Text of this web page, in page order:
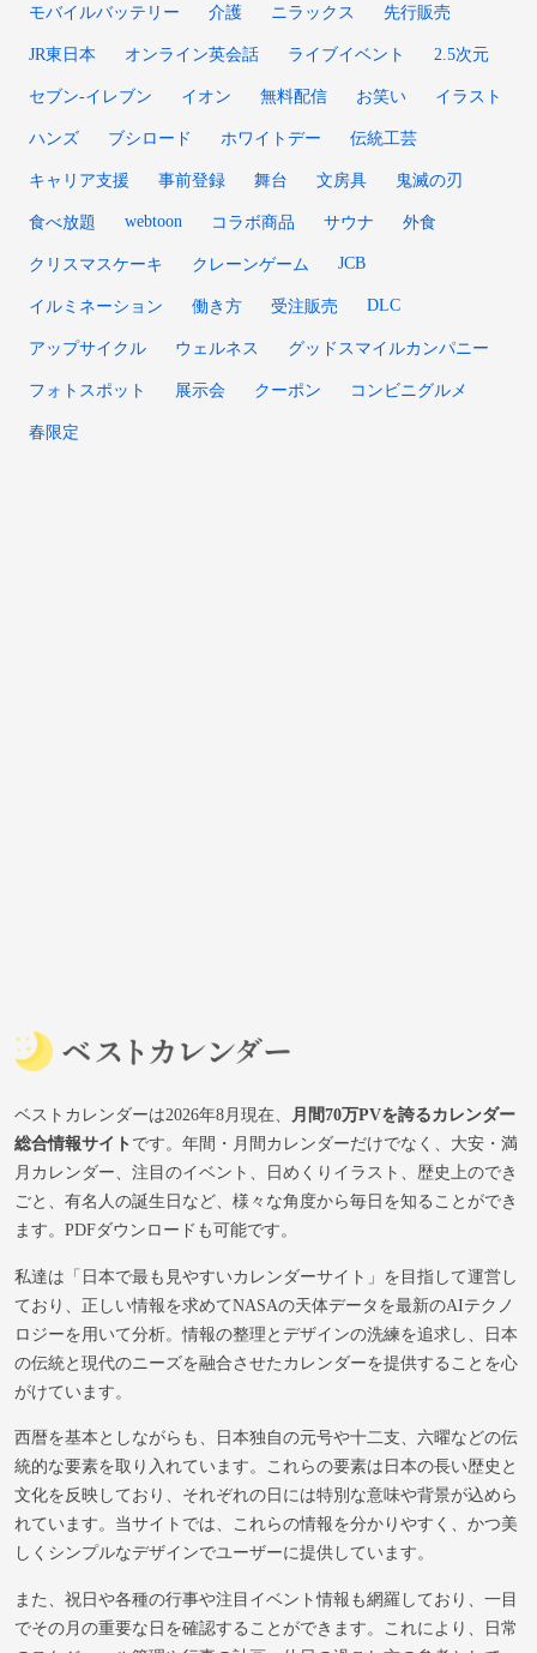
モバイルバッテリー 介護 ニラックス 先行販売
JR東日本 オンライン英会話 ライブイベント 2.5次元
セブン-イレブン イオン 無料配信 お笑い イラスト
ハンズ ブシロード ホワイトデー 伝統工芸
キャリア支援 事前登録 舞台 文房具 鬼滅の刃
食べ放題 webtoon コラボ商品 サウナ 外食
クリスマスケーキ クレーンゲーム JCB
イルミネーション 働き方 受注販売 DLC
アップサイクル ウェルネス グッドスマイルカンパニー
フォトスポット 展示会 クーポン コンビニグルメ
春限定
ベストカレンダーは2026年8月現在、
月間70万PVを誇るカレンダー
総合情報サイトです。年間・月間カレンダーだけでなく、大安・満
月カレンダー、注目のイベント、日めくりイラスト、歴史上のでき
ごと、有名人の誕生日など、様々な角度から毎日を知ることができ
ます。PDFダウンロードも可能です。
私達は「日本で最も見やすいカレンダーサイト」を目指して運営し
ており、正しい情報を求めてNASAの天体データを最新のAIテクノ
ロジーを用いて分析。情報の整理とデザインの洗練を追求し、日本
の伝統と現代のニーズを融合させたカレンダーを提供することを心
がけています。
西暦を基本としながらも、日本独自の元号や十二支、六曜などの伝
統的な要素を取り入れています。これらの要素は日本の長い歴史と
文化を反映しており、それぞれの日には特別な意味や背景が込めら
れています。当サイトでは、これらの情報を分かりやすく、かつ美
しくシンプルなデザインでユーザーに提供しています。
また、祝日や各種の行事や注目イベント情報も網羅しており、一目
でその月の重要な日を確認することができます。これにより、日常